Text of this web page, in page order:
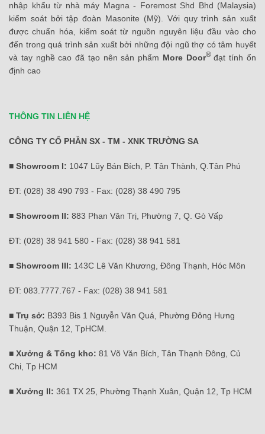
nhập khẩu từ nhà máy Magna - Foremost Shd Bhd (Malaysia)
kiểm soát bởi tập đoàn Masonite (Mỹ). Với quy trình sản xuất
được chuẩn hóa, kiểm soát từ nguồn nguyên liệu đầu vào cho
đến trong quá trình sản xuất bởi những đội ngũ thợ có tâm huyết
và tay nghề cao đã tạo nên sản phẩm More Door® đạt tính ổn
định cao
THÔNG TIN LIÊN HỆ
CÔNG TY CỔ PHẦN SX - TM - XNK TRƯỜNG SA
■ Showroom I: 1047 Lũy Bán Bích, P. Tân Thành, Q.Tân Phú
ĐT: (028) 38 490 793 - Fax: (028) 38 490 795
■ Showroom II: 883 Phan Văn Trị, Phường 7, Q. Gò Vấp
ĐT: (028) 38 941 580 - Fax: (028) 38 941 581
■ Showroom III: 143C Lê Văn Khương, Đông Thạnh, Hóc Môn
ĐT: 083.7777.767 - Fax: (028) 38 941 581
■ Trụ sở: B393 Bis 1 Nguyễn Văn Quá, Phường Đông Hưng
Thuận, Quận 12, TpHCM.
■ Xưởng & Tổng kho: 81 Võ Văn Bích, Tân Thạnh Đông, Củ
Chi, Tp HCM
■ Xưởng II: 361 TX 25, Phường Thạnh Xuân, Quận 12, Tp HCM